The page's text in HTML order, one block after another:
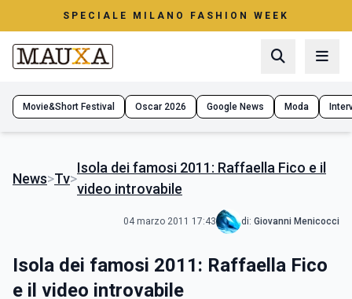
SPECIALE MILANO FASHION WEEK
Movie&Short Festival Oscar 2026 Google News Moda
News>Tv>
Isola dei famosi 2011: Raffaella Fico e il
video introvabile
04 marzo 2011 17:43 di: Giovanni Menicocci
Isola dei famosi 2011: Raffaella Fico
e il video introvabile